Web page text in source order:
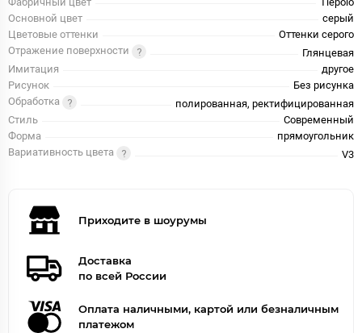
Основной цвет
серый
Цветовые оттенки
Оттенки серого
Отражение поверхности
Глянцевая
Имитация
другое
Рисунок
Без рисунка
Обработка
полированная, ректифицированная
Стиль
Современный
Форма
прямоугольник
Вариативность цвета
V3
Приходите в шоурумы
Доставка
по всей России
Оплата наличными, картой или безналичным
платежом